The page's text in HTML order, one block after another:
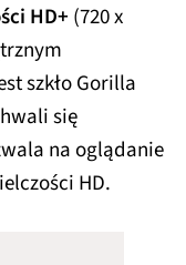
HD+(720 x
szkło Gorilla
się
na oglądanie
HD.